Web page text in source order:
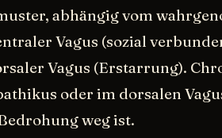
abhängig vom
Vagus (sozial
Vagus (Erstarrung).
oder im dorsalen
weg ist.